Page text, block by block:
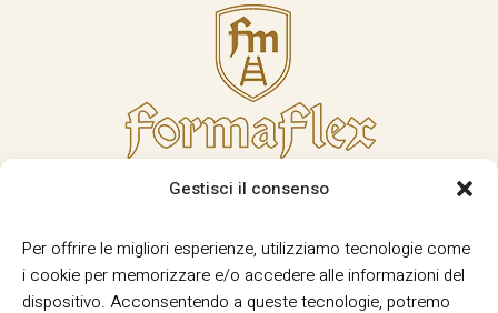
Gestisci il consenso
Per offrire le migliori esperienze, utilizziamo tecnologie come
i cookie per memorizzare e/o accedere alle informazioni del
dispositivo. Acconsentendo a queste tecnologie, potremo